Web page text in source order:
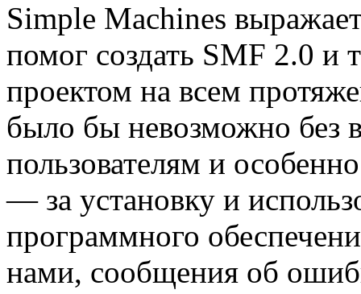
Simple Machines
помог создать SMF 2.0 и
проектом на всем
было бы невозможно без
пользователям и
— за установку и
программного
нами, сообщения об